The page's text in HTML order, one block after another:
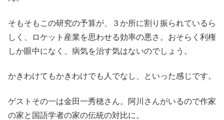
そもそもこの研究の予算が、３か所に割り振られているら
しく、ロケット産業を思わせる効率の悪さ。おそらく利権
しか眼中になく、病気を治す気はないのでしょう。
かきわけてもかきわけでも人でなし、といった感じです。
ゲストその一は金田一秀穂さん。阿川さんがいるので作家
の家と国語学者の家の伝統の対比に。